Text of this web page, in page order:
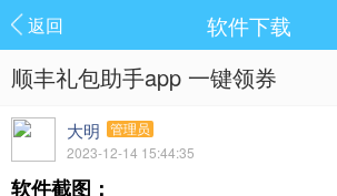
返回 软件下载
顺丰礼包助手app 一键领券
大明 管理员
2023-12-14 15:44:35
软件截图：